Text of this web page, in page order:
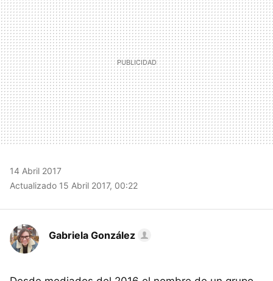
14 Abril 2017
Actualizado 15 Abril 2017, 00:22
Gabriela González